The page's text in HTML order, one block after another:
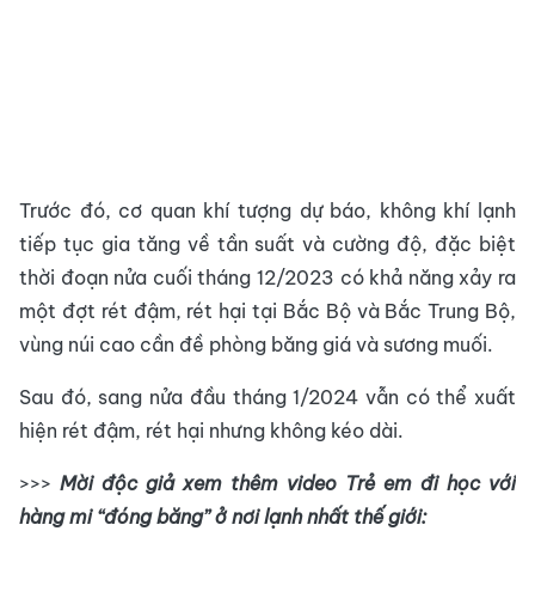
Trước đó, cơ quan khí tượng dự báo, không khí lạnh
tiếp tục gia tăng về tần suất và cường độ, đặc biệt
thời đoạn nửa cuối tháng 12/2023 có khả năng xảy ra
một đợt rét đậm, rét hại tại Bắc Bộ và Bắc Trung Bộ,
vùng núi cao cần đề phòng băng giá và sương muối.
Sau đó, sang nửa đầu tháng 1/2024 vẫn có thể xuất
hiện rét đậm, rét hại nhưng không kéo dài.
>>> Mời độc giả xem thêm video Trẻ em đi học với
hàng mi “đóng băng” ở nơi lạnh nhất thế giới: